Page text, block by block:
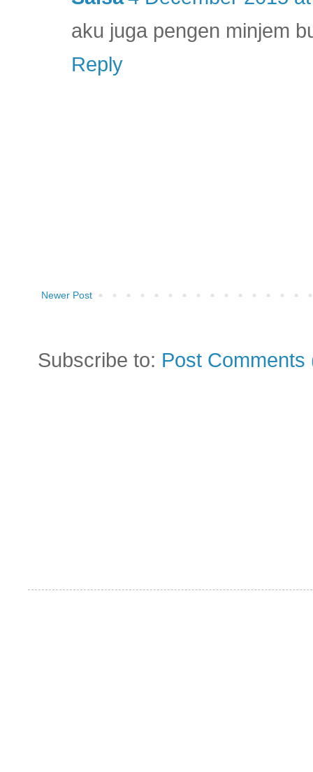
aku juga pengen minjem
Reply
Newer Post
Subscribe to: Post Comments